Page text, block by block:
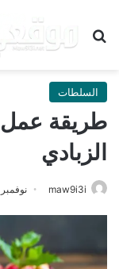
بحث عن
السلطات
طريقة
الزبادي
maw9i3i نوفمبر 3, 2020